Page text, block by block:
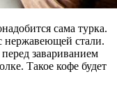
сама турка.
нержавеющей стали.
завариванием
Такое кофе будет